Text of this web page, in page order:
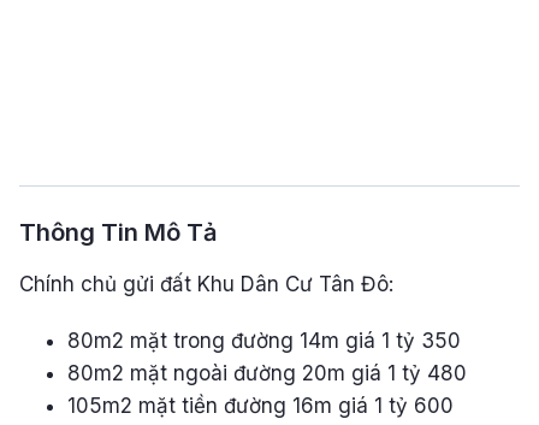
Thông Tin Mô Tả
Chính chủ gửi đất Khu Dân Cư Tân Đô:
80m2 mặt trong đường 14m giá 1 tỷ 350
80m2 mặt ngoài đường 20m giá 1 tỷ 480
105m2 mặt tiền đường 16m giá 1 tỷ 600